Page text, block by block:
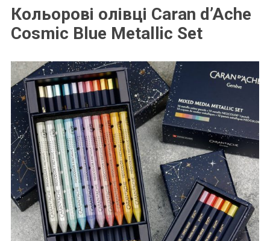
Кольорові олівці Caran d’Ache
Cosmic Blue Metallic Set